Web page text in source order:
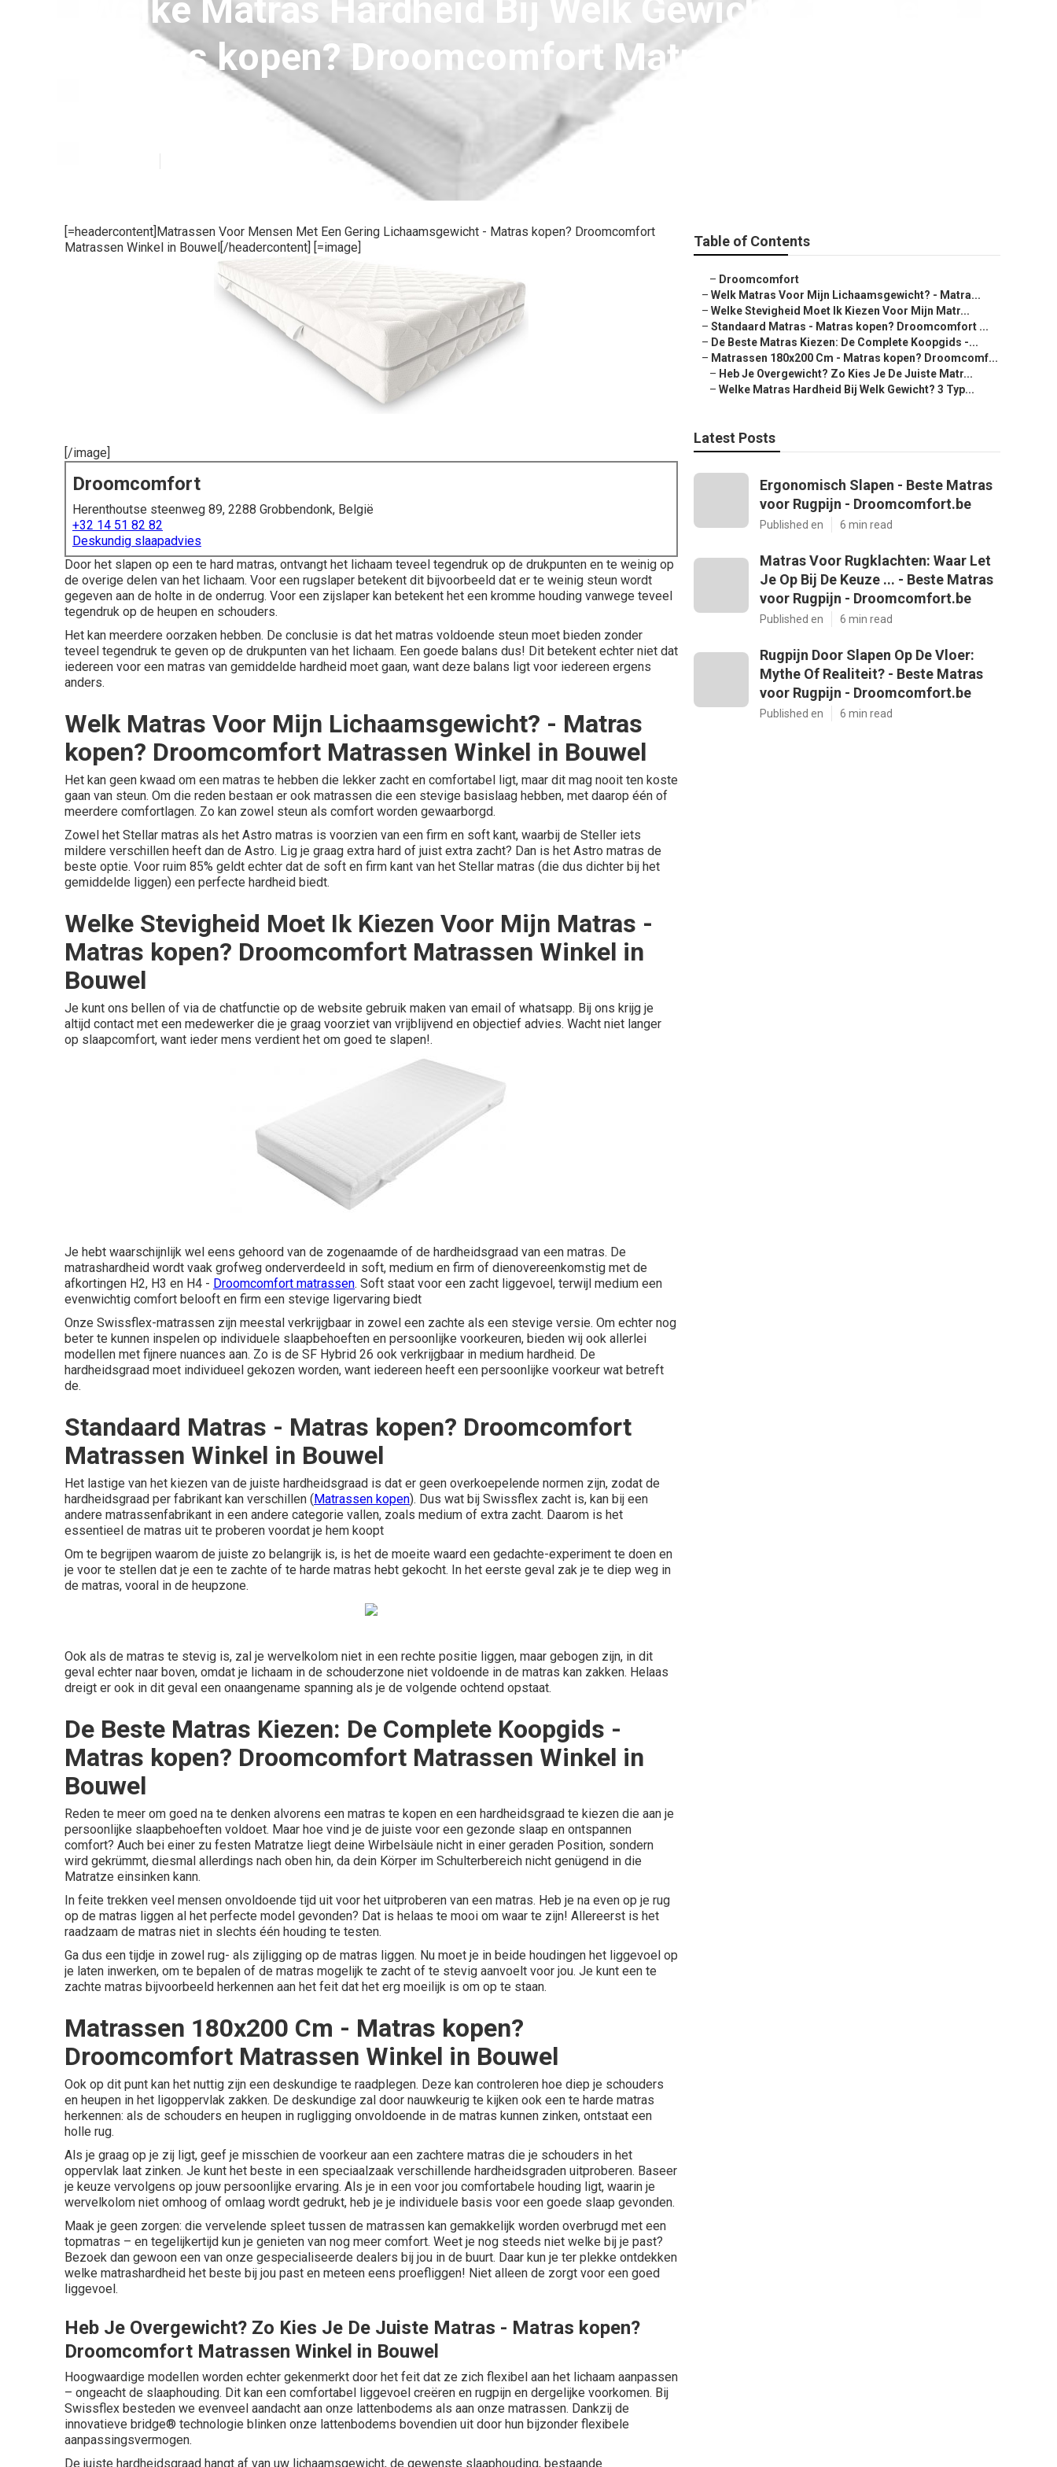
Welke Matras Hardheid Bij Welk Gewicht? 3 Types -
Matras kopen? Droomcomfort Matrassen Winkel in
[=headercontent]Matrassen Voor Mensen Met Een Gering Lichaamsgewicht - Matras kopen? Droomcomfort
Matrassen Winkel in Bouwel[/headercontent] [=image]
[/image]
Droomcomfort
Herenthoutse steenweg 89, 2288 Grobbendonk, België
+32 14 51 82 82
Deskundig slaapadvies
Door het slapen op een te hard matras, ontvangt het lichaam teveel tegendruk op de drukpunten en te weinig op
de overige delen van het lichaam. Voor een rugslaper betekent dit bijvoorbeeld dat er te weinig steun wordt
gegeven aan de holte in de onderrug. Voor een zijslaper kan betekent het een kromme houding vanwege teveel
tegendruk op de heupen en schouders.
Het kan meerdere oorzaken hebben. De conclusie is dat het matras voldoende steun moet bieden zonder
teveel tegendruk te geven op de drukpunten van het lichaam. Een goede balans dus! Dit betekent echter niet dat
iedereen voor een matras van gemiddelde hardheid moet gaan, want deze balans ligt voor iedereen ergens
anders.
Welk Matras Voor Mijn Lichaamsgewicht? - Matras
kopen? Droomcomfort Matrassen Winkel in Bouwel
Het kan geen kwaad om een matras te hebben die lekker zacht en comfortabel ligt, maar dit mag nooit ten koste
gaan van steun. Om die reden bestaan er ook matrassen die een stevige basislaag hebben, met daarop één of
meerdere comfortlagen. Zo kan zowel steun als comfort worden gewaarborgd.
Zowel het Stellar matras als het Astro matras is voorzien van een firm en soft kant, waarbij de Steller iets
mildere verschillen heeft dan de Astro. Lig je graag extra hard of juist extra zacht? Dan is het Astro matras de
beste optie. Voor ruim 85% geldt echter dat de soft en firm kant van het Stellar matras (die dus dichter bij het
gemiddelde liggen) een perfecte hardheid biedt.
Welke Stevigheid Moet Ik Kiezen Voor Mijn Matras -
Matras kopen? Droomcomfort Matrassen Winkel in
Bouwel
Je kunt ons bellen of via de chatfunctie op de website gebruik maken van email of whatsapp. Bij ons krijg je
altijd contact met een medewerker die je graag voorziet van vrijblijvend en objectief advies. Wacht niet langer
op slaapcomfort, want ieder mens verdient het om goed te slapen!.
Je hebt waarschijnlijk wel eens gehoord van de zogenaamde of de hardheidsgraad van een matras. De
matrashardheid wordt vaak grofweg onderverdeeld in soft, medium en firm of dienovereenkomstig met de
afkortingen H2, H3 en H4 - Droomcomfort matrassen. Soft staat voor een zacht liggevoel, terwijl medium een
evenwichtig comfort belooft en firm een stevige ligervaring biedt
Onze Swissflex-matrassen zijn meestal verkrijgbaar in zowel een zachte als een stevige versie. Om echter nog
beter te kunnen inspelen op individuele slaapbehoeften en persoonlijke voorkeuren, bieden wij ook allerlei
modellen met fijnere nuances aan. Zo is de SF Hybrid 26 ook verkrijgbaar in medium hardheid. De
hardheidsgraad moet individueel gekozen worden, want iedereen heeft een persoonlijke voorkeur wat betreft
de.
Standaard Matras - Matras kopen? Droomcomfort
Matrassen Winkel in Bouwel
Het lastige van het kiezen van de juiste hardheidsgraad is dat er geen overkoepelende normen zijn, zodat de
hardheidsgraad per fabrikant kan verschillen (Matrassen kopen). Dus wat bij Swissflex zacht is, kan bij een
andere matrassenfabrikant in een andere categorie vallen, zoals medium of extra zacht. Daarom is het
essentieel de matras uit te proberen voordat je hem koopt
Om te begrijpen waarom de juiste zo belangrijk is, is het de moeite waard een gedachte-experiment te doen en
je voor te stellen dat je een te zachte of te harde matras hebt gekocht. In het eerste geval zak je te diep weg in
de matras, vooral in de heupzone.
Ook als de matras te stevig is, zal je wervelkolom niet in een rechte positie liggen, maar gebogen zijn, in dit
geval echter naar boven, omdat je lichaam in de schouderzone niet voldoende in de matras kan zakken. Helaas
dreigt er ook in dit geval een onaangename spanning als je de volgende ochtend opstaat.
De Beste Matras Kiezen: De Complete Koopgids -
Matras kopen? Droomcomfort Matrassen Winkel in
Bouwel
Reden te meer om goed na te denken alvorens een matras te kopen en een hardheidsgraad te kiezen die aan je
persoonlijke slaapbehoeften voldoet. Maar hoe vind je de juiste voor een gezonde slaap en ontspannen
comfort? Auch bei einer zu festen Matratze liegt deine Wirbelsäule nicht in einer geraden Position, sondern
wird gekrümmt, diesmal allerdings nach oben hin, da dein Körper im Schulterbereich nicht genügend in die
Matratze einsinken kann.
In feite trekken veel mensen onvoldoende tijd uit voor het uitproberen van een matras. Heb je na even op je rug
op de matras liggen al het perfecte model gevonden? Dat is helaas te mooi om waar te zijn! Allereerst is het
raadzaam de matras niet in slechts één houding te testen.
Ga dus een tijdje in zowel rug- als zijligging op de matras liggen. Nu moet je in beide houdingen het liggevoel op
je laten inwerken, om te bepalen of de matras mogelijk te zacht of te stevig aanvoelt voor jou. Je kunt een te
zachte matras bijvoorbeeld herkennen aan het feit dat het erg moeilijk is om op te staan.
Matrassen 180x200 Cm - Matras kopen?
Droomcomfort Matrassen Winkel in Bouwel
Ook op dit punt kan het nuttig zijn een deskundige te raadplegen. Deze kan controleren hoe diep je schouders
en heupen in het ligoppervlak zakken. De deskundige zal door nauwkeurig te kijken ook een te harde matras
herkennen: als de schouders en heupen in rugligging onvoldoende in de matras kunnen zinken, ontstaat een
holle rug.
Als je graag op je zij ligt, geef je misschien de voorkeur aan een zachtere matras die je schouders in het
oppervlak laat zinken. Je kunt het beste in een speciaalzaak verschillende hardheidsgraden uitproberen. Baseer
je keuze vervolgens op jouw persoonlijke ervaring. Als je in een voor jou comfortabele houding ligt, waarin je
wervelkolom niet omhoog of omlaag wordt gedrukt, heb je je individuele basis voor een goede slaap gevonden.
Maak je geen zorgen: die vervelende spleet tussen de matrassen kan gemakkelijk worden overbrugd met een
topmatras – en tegelijkertijd kun je genieten van nog meer comfort. Weet je nog steeds niet welke bij je past?
Bezoek dan gewoon een van onze gespecialiseerde dealers bij jou in de buurt. Daar kun je ter plekke ontdekken
welke matrashardheid het beste bij jou past en meteen eens proefliggen! Niet alleen de zorgt voor een goed
liggevoel.
Heb Je Overgewicht? Zo Kies Je De Juiste Matras - Matras kopen?
Droomcomfort Matrassen Winkel in Bouwel
Hoogwaardige modellen worden echter gekenmerkt door het feit dat ze zich flexibel aan het lichaam aanpassen
– ongeacht de slaaphouding. Dit kan een comfortabel liggevoel creëren en rugpijn en dergelijke voorkomen. Bij
Swissflex besteden we evenveel aandacht aan onze lattenbodems als aan onze matrassen. Dankzij de
innovatieve bridge® technologie blinken onze lattenbodems bovendien uit door hun bijzonder flexibele
aanpassingsvermogen.
De juiste hardheidsgraad hangt af van uw lichaamsgewicht, de gewenste slaaphouding, bestaande
Table of Contents
– Droomcomfort
– Welk Matras Voor Mijn Lichaamsgewicht? - Matra...
– Welke Stevigheid Moet Ik Kiezen Voor Mijn Matr...
– Standaard Matras - Matras kopen? Droomcomfort ...
– De Beste Matras Kiezen: De Complete Koopgids -...
– Matrassen 180x200 Cm - Matras kopen? Droomcomf...
– Heb Je Overgewicht? Zo Kies Je De Juiste Matr...
– Welke Matras Hardheid Bij Welk Gewicht? 3 Typ...
Latest Posts
Ergonomisch Slapen - Beste Matras
voor Rugpijn - Droomcomfort.be
Published en 6 min read
Matras Voor Rugklachten: Waar Let
Je Op Bij De Keuze ... - Beste Matras
voor Rugpijn - Droomcomfort.be
Published en 6 min read
Rugpijn Door Slapen Op De Vloer:
Mythe Of Realiteit? - Beste Matras
voor Rugpijn - Droomcomfort.be
Published en 6 min read